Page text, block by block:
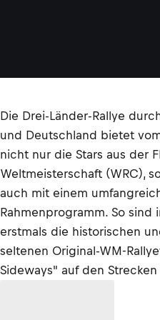
Die Drei-Länder-Rallye
und Deutschland bietet
nicht nur die Stars aus der
Weltmeisterschaft (WRC),
auch mit einem
Rahmenprogramm. So sind
erstmals die historischen
seltenen Original-WM-
Sideways" auf den